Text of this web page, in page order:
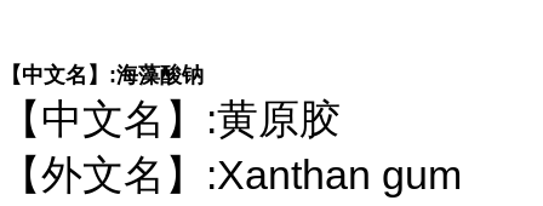
【中文名】:海藻酸钠
【中文名】:黄原胶
【外文名】:Xanthan gum